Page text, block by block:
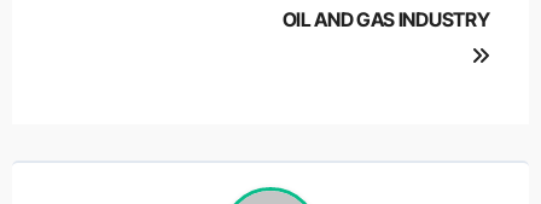
OIL AND GAS INDUSTRY